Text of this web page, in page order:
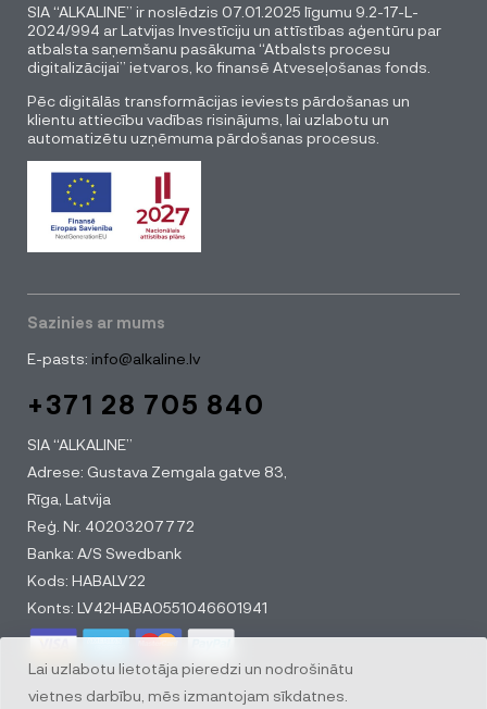
Lai uzlabotu lietotāja pieredzi un nodrošinātu
vietnes darbību, mēs izmantojam sīkdatnes.
SIA “ALKALINE” ir noslēdzis 07.01.2025 līgumu 9.2-17-L-
2024/994 ar Latvijas Investīciju un attīstības aģentūru par
atbalsta saņemšanu pasākuma “Atbalsts procesu
digitalizācijai” ietvaros, ko finansē Atveseļošanas fonds.
Pēc digitālās transformācijas ieviests pārdošanas un
klientu attiecību vadības risinājums, lai uzlabotu un
automatizētu uzņēmuma pārdošanas procesus.
Sazinies ar mums
E-pasts: info@alkaline.lv
+371 28 705 840
SIA “ALKALINE”
Adrese: Gustava Zemgala gatve 83,
Rīga, Latvija
Reģ. Nr. 40203207772
Banka: A/S Swedbank
Kods: HABALV22
Konts: LV42HABA0551046601941